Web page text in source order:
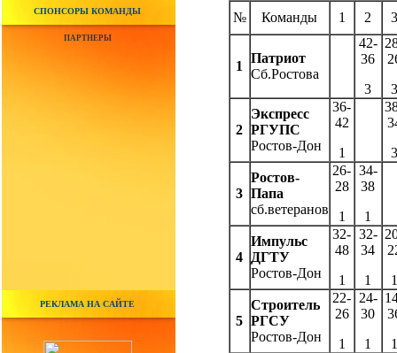
СПОНСОРЫ КОМАНДЫ
ПАРТНЕРЫ
РЕКЛАМА НА САЙТЕ
№ Команды 1 2 3
1
Патриот
Сб.Ростова
42-
36
3
3
2
Экспресс
РГУПС
Ростов-Дон
36-
42
1
3
3
Ростов-
Папа
сб.ветеранов
26-
28
1
34-
38
1
4
Импульс
ДГТУ
Ростов-Дон
32-
48
1
32-
34
1
1
5
Строитель
РГСУ
Ростов-Дон
22-
26
1
24-
30
1
1